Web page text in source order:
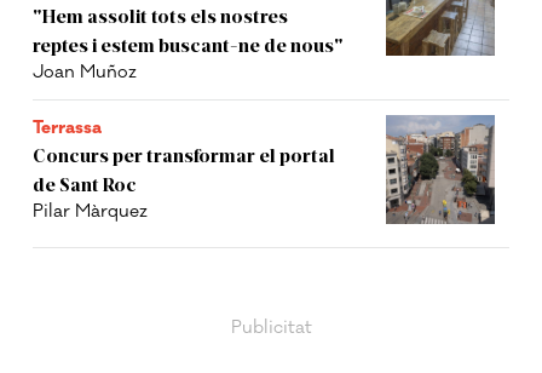
"Hem assolit tots els nostres
reptes i estem buscant-ne de nous"
Joan Muñoz
Terrassa
Concurs per transformar el portal
de Sant Roc
Pilar Màrquez